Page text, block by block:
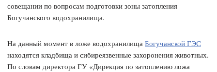
совещании по вопросам подготовки зоны затопления
Богучанского водохранилища.
На данный момент в ложе водохранилища Богучанской ГЭС
находятся кладбища и сибиреязвенные захоронения животных.
По словам директора ГУ «Дирекция по затоплению ложа